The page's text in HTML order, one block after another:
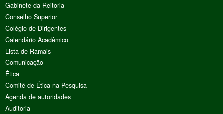
Gabinete da Reitoria
Conselho Superior
Colégio de Dirigentes
Calendário Acadêmico
Lista de Ramais
Comunicação
Ética
Comitê de Ética na Pesquisa
Agenda de autoridades
Auditoria